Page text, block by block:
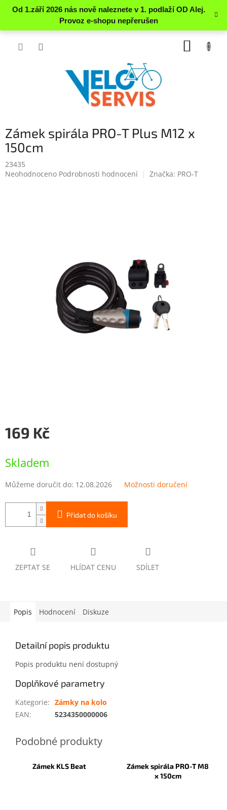
Přejít
Zámek spirála PRO-T Plus M12 x
150cm
23435
Průměrné
Neohodnoceno Podrobnosti hodnocení Značka: PRO-T
169 Kč
cena:
Skladem
Můžeme doručit do: 12.08.2026 Možnosti doručení
Přidat do košíku
ZEPTAT SE HLÍDAT CENU SDÍLET
Popis Hodnocení Diskuze
Detailní popis produktu
Popis produktu není dostupný
Doplňkové parametry
Kategorie: Zámky na kolo
EAN: 5234350000006
Zámek KLS Beat
Zámek spirála PRO-T M8
x 150cm